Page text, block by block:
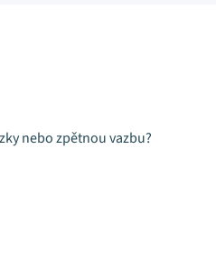
nebo zpětnou vazbu?